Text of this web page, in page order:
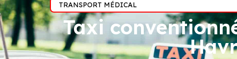
TRANSPORT MÉDICAL
Taxi